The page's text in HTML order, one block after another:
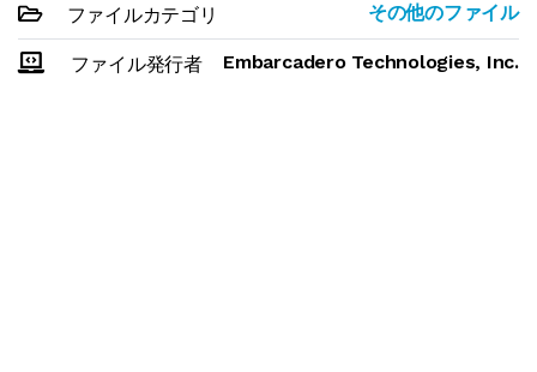
ファイルカテゴリ その他のファイル
ファイル発行者 Embarcadero Technologies, Inc.